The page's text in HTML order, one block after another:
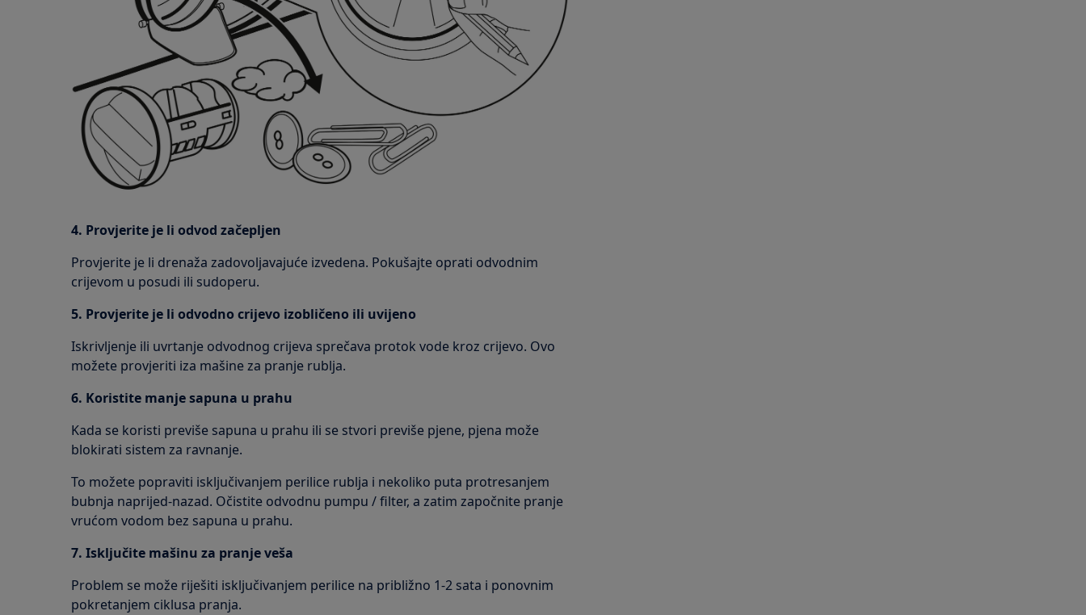
4. Provjerite je li odvod začepljen
Provjerite je li drenaža zadovoljavajuće izvedena. Pokušajte oprati odvodnim
crijevom u posudi ili sudoperu.
5. Provjerite je li odvodno crijevo izobličeno ili uvijeno
Iskrivljenje ili uvrtanje odvodnog crijeva sprečava protok vode kroz crijevo. Ovo
možete provjeriti iza mašine za pranje rublja.
6. Koristite manje sapuna u prahu
Kada se koristi previše sapuna u prahu ili se stvori previše pjene, pjena može
blokirati sistem za ravnanje.
To možete popraviti isključivanjem perilice rublja i nekoliko puta protresanjem
bubnja naprijed-nazad. Očistite odvodnu pumpu / filter, a zatim započnite pranje
vrućom vodom bez sapuna u prahu.
7. Isključite mašinu za pranje veša
Problem se može riješiti isključivanjem perilice na približno 1-2 sata i ponovnim
pokretanjem ciklusa pranja.